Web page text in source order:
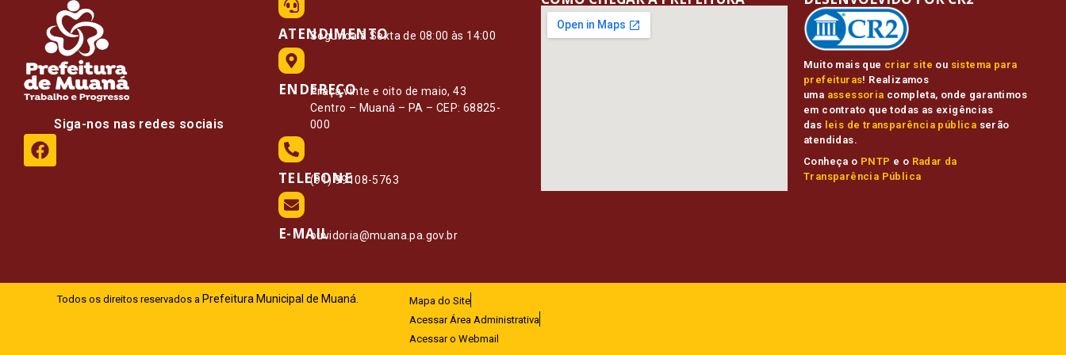
Siga-nos nas redes sociais
ATENDIMENTO
Segunda à Sexta de 08:00 às 14:00
ENDEREÇO
Praça vinte e oito de maio, 43
Centro – Muaná – PA – CEP: 68825-
000
TELEFONE
(91) 99108-5763
E-MAILouvidoria@muana.pa.gov.br
Muito mais que criar site ou sistema para
prefeituras! Realizamos
uma assessoria completa, onde garantimos
em contrato que todas as exigências
das leis de transparência pública serão
atendidas.
Conheça o PNTP e o Radar da
Transparência Pública
Todos os direitos reservados a Prefeitura Municipal de Muaná.
Mapa do Site
Acessar Área Administrativa
Acessar o Webmail